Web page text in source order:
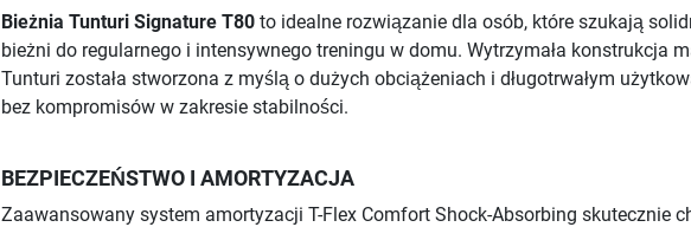
Bieżnia Tunturi Signature T80to idealne rozwiązanie dla osób, które szukają
bieżni do regularnego i intensywnego treningu w domu. Wytrzymała konstrukcja
Tunturi została stworzona z myślą o dużych obciążeniach i długotrwałym
bez kompromisów w zakresie stabilności.
BEZPIECZEŃSTWO I AMORTYZACJA
Zaawansowany system amortyzacji T-Flex Comfort Shock-Absorbing skutecznie